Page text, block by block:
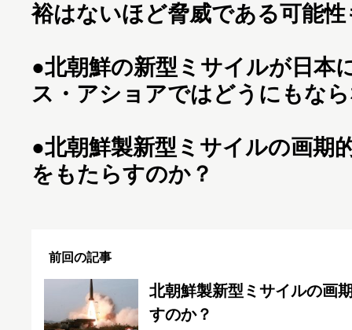
裕はないほど脅威である可能
●北朝鮮の新型ミサイルが日本
ス・アショアではどうにもな
●北朝鮮製新型ミサイルの画期
をもたらすのか？
前回の記事
北朝鮮製新型ミサイルの画
すのか？